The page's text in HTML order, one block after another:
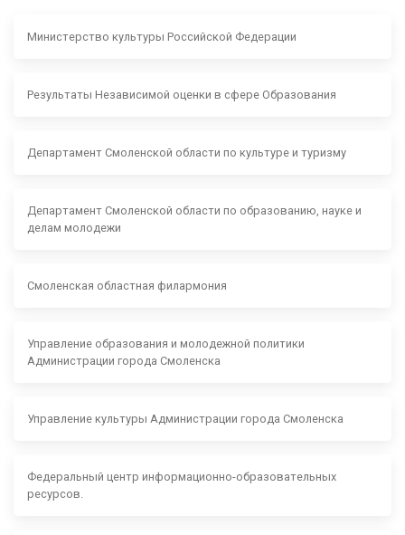
Министерство культуры Российской Федерации
Результаты Независимой оценки в сфере Образования
Департамент Смоленской области по культуре и туризму
Департамент Смоленской области по образованию, науке и
делам молодежи
Смоленская областная филармония
Управление образования и молодежной политики
Администрации города Смоленска
Управление культуры Администрации города Смоленска
Федеральный центр информационно-образовательных
ресурсов.